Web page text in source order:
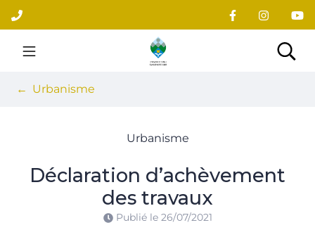
Aller
au
contenu
Site officiel du village
Urbanisme
Urbanisme
Déclaration d’achèvement
des travaux
Publié le 26/07/2021